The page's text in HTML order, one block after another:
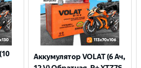
Аккумулятор VOLAT (6 Ач,